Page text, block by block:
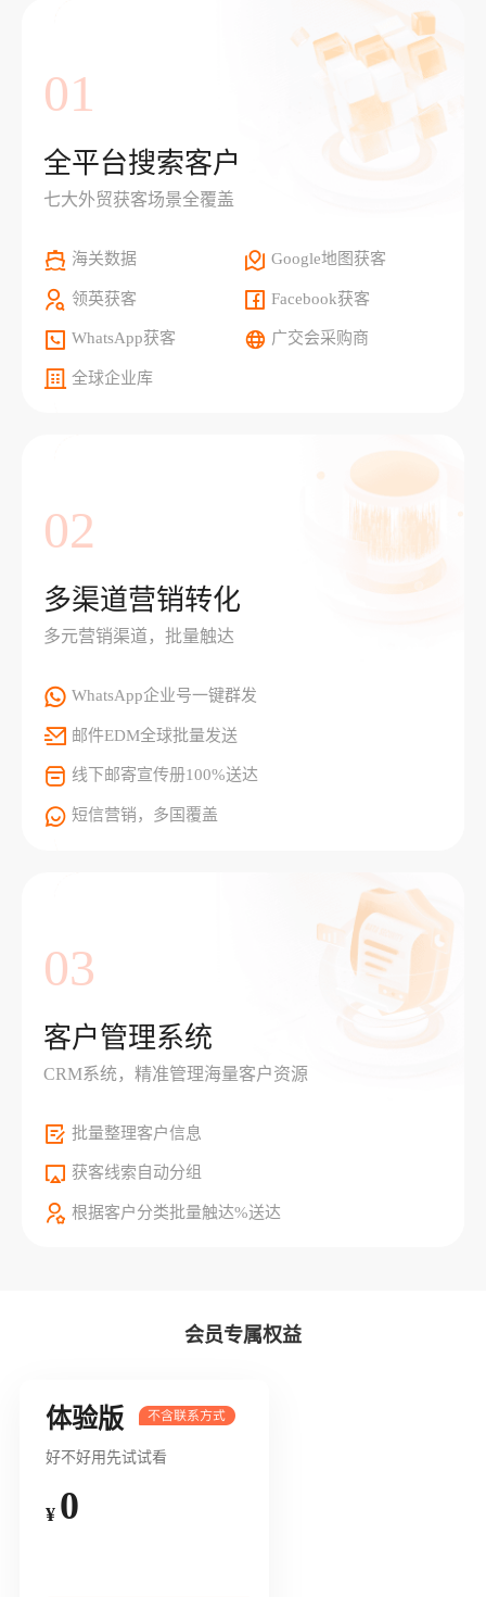
01
全平台搜索客户
七大外贸获客场景全覆盖
海关数据 Google地图获客
领英获客 Facebook获客
WhatsApp获客 广交会采购商
全球企业库
02
多渠道营销转化
多元营销渠道，批量触达
WhatsApp企业号一键群发
邮件EDM全球批量发送
线下邮寄宣传册100%送达
短信营销，多国覆盖
03
客户管理系统
CRM系统，精准管理海量客户资源
批量整理客户信息
获客线索自动分组
根据客户分类批量触达%送达
会员专属权益
体验版
好不好用先试试看
¥ 0